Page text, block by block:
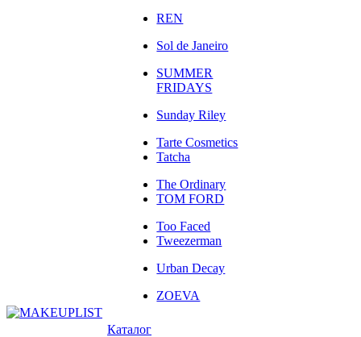
REN
Sol de Janeiro
SUMMER
FRIDAYS
Sunday Riley
Tarte Cosmetics
Tatcha
The Ordinary
TOM FORD
Too Faced
Tweezerman
Urban Decay
ZOEVA
Каталог